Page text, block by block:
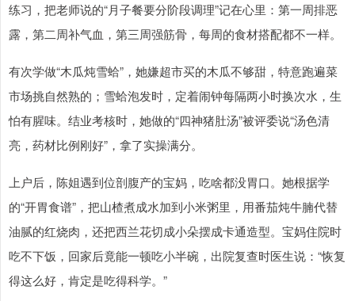
练习，把老师说的“月子餐要分阶段调理”记在心里：第一周排恶
露，第二周补气血，第三周强筋骨，每周的食材搭配都不一样。
有次学做“木瓜炖雪蛤”，她嫌超市买的木瓜不够甜，特意跑遍菜
市场挑自然熟的；雪蛤泡发时，定着闹钟每隔两小时换次水，生
怕有腥味。结业考核时，她做的“四神猪肚汤”被评委说“汤色清
亮，药材比例刚好”，拿了实操满分。
上户后，陈姐遇到位剖腹产的宝妈，吃啥都没胃口。她根据学
的“开胃食谱”，把山楂煮成水加到小米粥里，用番茄炖牛腩代替
油腻的红烧肉，还把西兰花切成小朵摆成卡通造型。宝妈住院时
吃不下饭，回家后竟能一顿吃小半碗，出院复查时医生说：“恢复
得这么好，肯定是吃得科学。”